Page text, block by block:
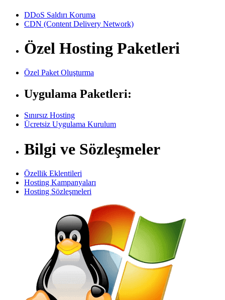
DDoS Saldırı Koruma
CDN (Content Delivery Network)
Özel Hosting Paketleri
Özel Paket Oluşturma
Uygulama Paketleri:
Sınırsız Hosting
Ücretsiz Uygulama Kurulum
Bilgi ve Sözleşmeler
Özellik Eklentileri
Hosting Kampanyaları
Hosting Sözleşmeleri